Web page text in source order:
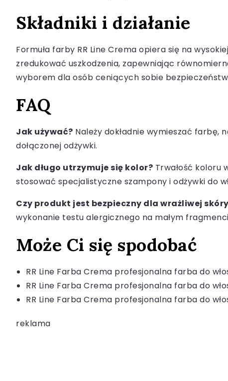
Składniki i działanie
Formuła farby RR Line Crema opiera się na
zredukować uszkodzenia, zapewniając
wyborem dla osób ceniących sobie
FAQ
Jak używać? Należy dokładnie wymieszać farbę,
dołączonej odżywki.
Jak długo utrzymuje się kolor? Trwałość koloru
stosować specjalistyczne szampony i odżywki do
Czy produkt jest bezpieczny dla wrażliwej
wykonanie testu alergicznego na małym
Może Ci się spodobać
RR Line Farba Crema profesjonalna farba do
RR Line Farba Crema profesjonalna farba do
RR Line Farba Crema profesjonalna farba do
reklama